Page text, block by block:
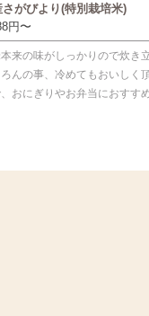
さがびより(特別栽培米)
円 〜
来の味がしっかりので炊き
ろんの事、冷めてもおいしく
おにぎりやお弁当におすす